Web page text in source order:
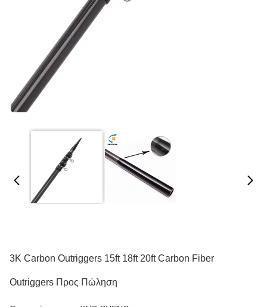
3K Carbon Outriggers 15ft 18ft 20ft Carbon Fiber
Outriggers Προς Πώληση